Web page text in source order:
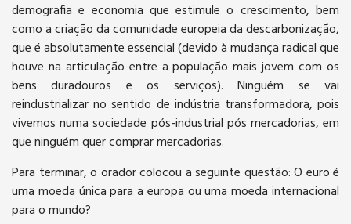
demografia e economia que estimule o crescimento, bem
como a criação da comunidade europeia da descarbonização,
que é absolutamente essencial (devido à mudança radical que
houve na articulação entre a população mais jovem com os
bens duradouros e os serviços). Ninguém se vai
reindustrializar no sentido de indústria transformadora, pois
vivemos numa sociedade pós-industrial pós mercadorias, em
que ninguém quer comprar mercadorias.
Para terminar, o orador colocou a seguinte questão: O euro é
uma moeda única para a europa ou uma moeda internacional
para o mundo?